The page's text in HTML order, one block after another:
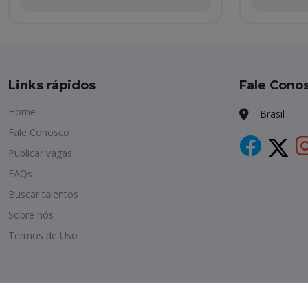
Links rápidos
Home
Fale Conosco
Publicar vagas
FAQs
Buscar talentos
Sobre nós
Termos de Uso
Fale
Brasil